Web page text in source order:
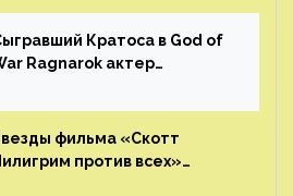
показала первые
своего труда
Кратоса в God of
Ragnarok актер
прекратить
войны
фильма «Скотт
против всех»